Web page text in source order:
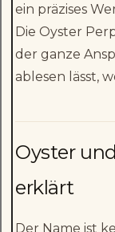
ein präzises
Die Oyster
der ganze
ablesen lässt,
Oyster
erklärt
Der Name ist